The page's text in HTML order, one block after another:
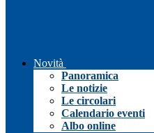
Novità
Panoramica
Le notizie
Le circolari
Calendario eventi
Albo online